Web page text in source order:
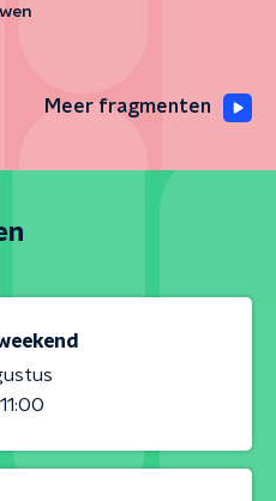
Meer fragmenten